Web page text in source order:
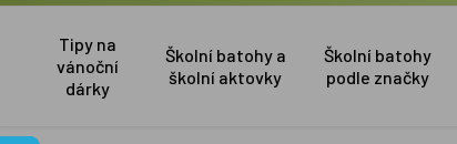
Tipy na
vánoční
dárky
Školní batohy a
školní aktovky
Školní batohy
podle značky